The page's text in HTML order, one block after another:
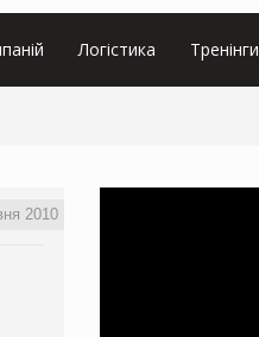
Логістика Тренінги
2010